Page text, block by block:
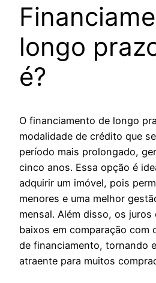
longo
é?
O financiamento de longo
modalidade de crédito que
período mais prolongado,
cinco anos. Essa opção é
adquirir um imóvel, pois
menores e uma melhor
mensal. Além disso, os juros
baixos em comparação com
de financiamento, tornando
atraente para muitos